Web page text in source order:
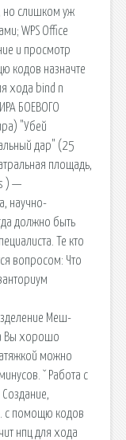
но слишком уж
WPS Office
и просмотр
кодов назначте
хода bind n
БОЕВОГО
"Убей
дар" (25
площадь,
) —
научно-
должно быть
Те кто
вопросом: Что
Меш-
Вы хорошо
можно
ˇ Работа с
с помощю кодов
нпц для хода